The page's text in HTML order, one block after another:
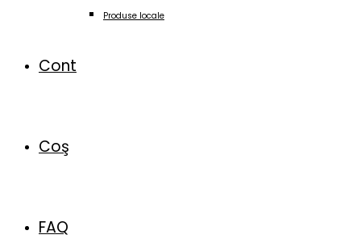
Produse locale
Cont
Coş
FAQ